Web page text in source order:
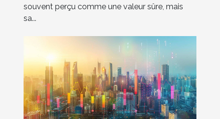
souvent perçu comme une valeur sûre, mais
sa...